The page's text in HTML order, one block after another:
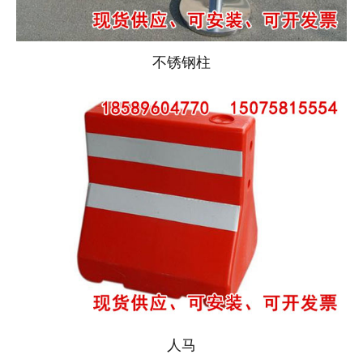
不锈钢柱
人马